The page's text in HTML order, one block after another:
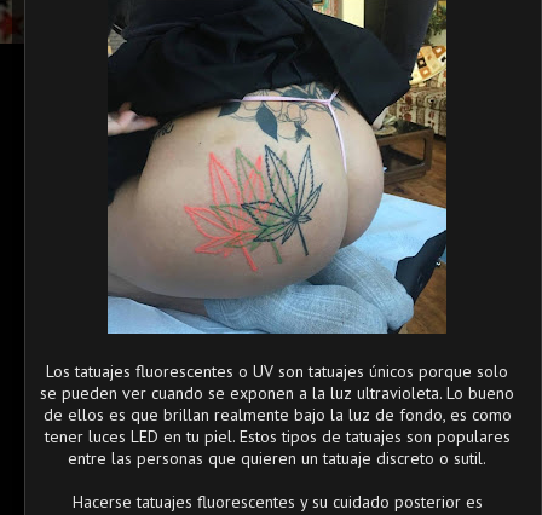
Los tatuajes fluorescentes o UV son tatuajes únicos porque solo
se pueden ver cuando se exponen a la luz ultravioleta. Lo bueno
de ellos es que brillan realmente bajo la luz de fondo, es como
tener luces LED en tu piel. Estos tipos de tatuajes son populares
entre las personas que quieren un tatuaje discreto o sutil.
Hacerse tatuajes fluorescentes y su cuidado posterior es